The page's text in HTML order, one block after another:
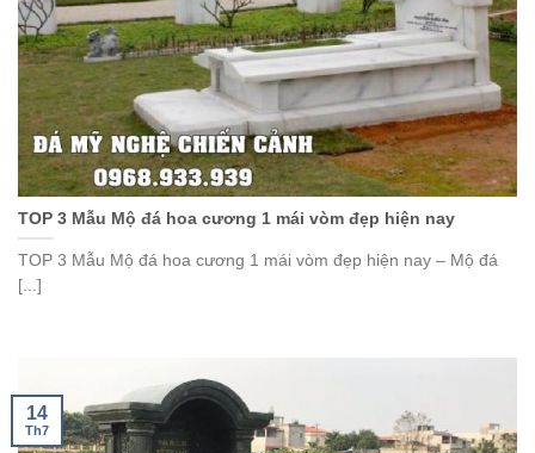
TOP 3 Mẫu Mộ đá hoa cương 1 mái vòm đẹp hiện nay
TOP 3 Mẫu Mộ đá hoa cương 1 mái vòm đẹp hiện nay – Mộ đá
[...]
14
Th7